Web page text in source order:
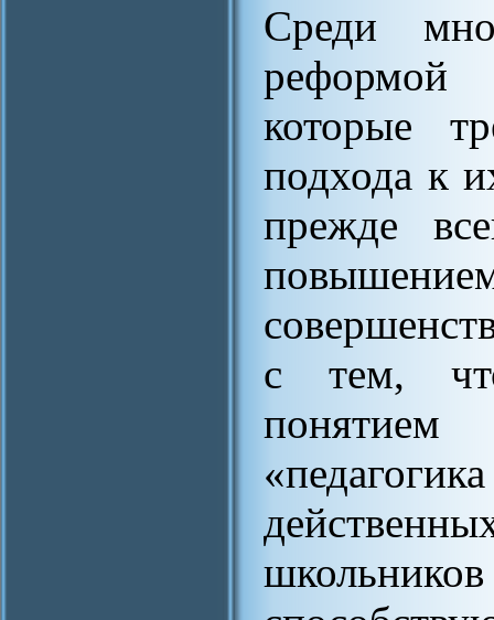
Среди
реформой
которые
подхода к
прежде
с тем,
понятием